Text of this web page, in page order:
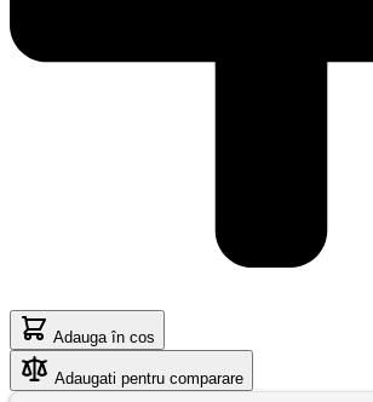
Adauga în cos
Adaugati pentru comparare